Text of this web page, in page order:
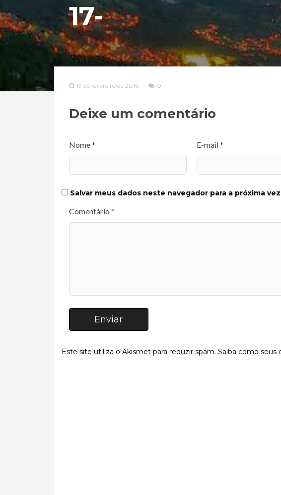
17-
19 de fevereiro de 2016 0
Deixe um comentário
Nome * E-mail *
Salvar meus dados neste navegador para a próxima
Comentário *
Enviar
Este site utiliza o Akismet para reduzir spam. Saiba como seus